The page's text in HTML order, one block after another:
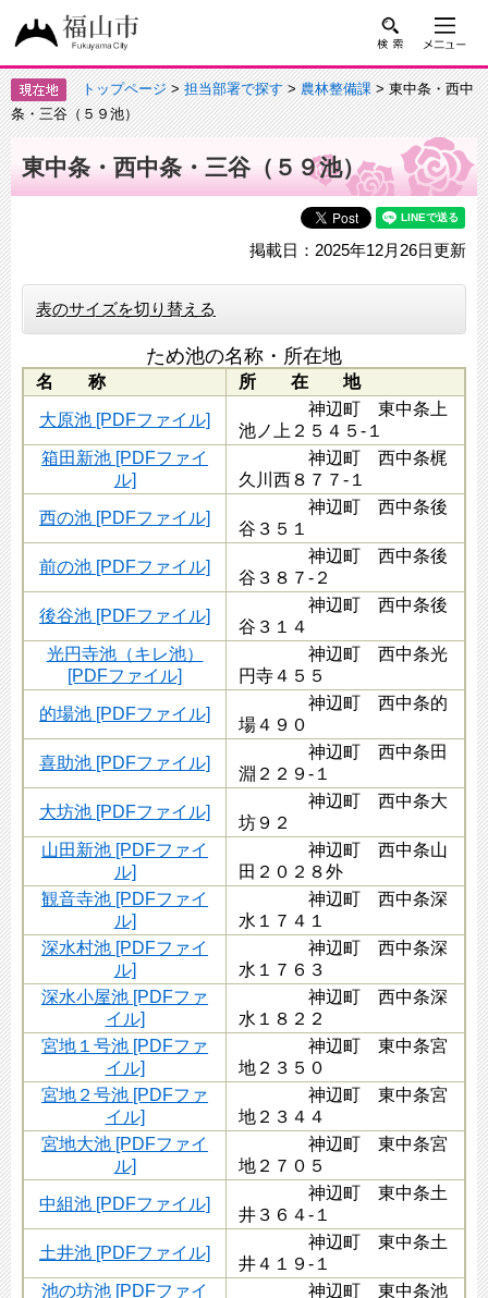
トップページ>担当部署で探す>農林整備課> 東中条・西中
条・三谷（５９池）
東中条・西中条・三谷（５９池）
掲載日：2025年12月26日更新
表のサイズを切り替える
ため池の名称・所在地
名 称 所 在 地
大原池 [PDFファイル]
神辺町 東中条上
池ノ上２５４５-１
箱田新池 [PDFファイ
ル]
神辺町 西中条梶
久川西８７７-１
西の池 [PDFファイル]
神辺町 西中条後
谷３５１
前の池 [PDFファイル]
神辺町 西中条後
谷３８７-２
後谷池 [PDFファイル]
神辺町 西中条後
谷３１４
光円寺池（キレ池）
[PDFファイル]
神辺町 西中条光
円寺４５５
的場池 [PDFファイル]
神辺町 西中条的
場４９０
喜助池 [PDFファイル]
神辺町 西中条田
淵２２９-１
大坊池 [PDFファイル]
神辺町 西中条大
坊９２
山田新池 [PDFファイ
ル]
神辺町 西中条山
田２０２８外
観音寺池 [PDFファイ
ル]
神辺町 西中条深
水１７４１
深水村池 [PDFファイ
ル]
神辺町 西中条深
水１７６３
深水小屋池 [PDFファ
イル]
神辺町 西中条深
水１８２２
宮地１号池 [PDFファ
イル]
神辺町 東中条宮
地２３５０
宮地２号池 [PDFファ
イル]
神辺町 東中条宮
地２３４４
宮地大池 [PDFファイ
ル]
神辺町 東中条宮
地２７０５
中組池 [PDFファイル]
神辺町 東中条土
井３６４-１
土井池 [PDFファイル]
神辺町 東中条土
井４１９-１
池の坊池 [PDFファイ
神辺町 東中条池